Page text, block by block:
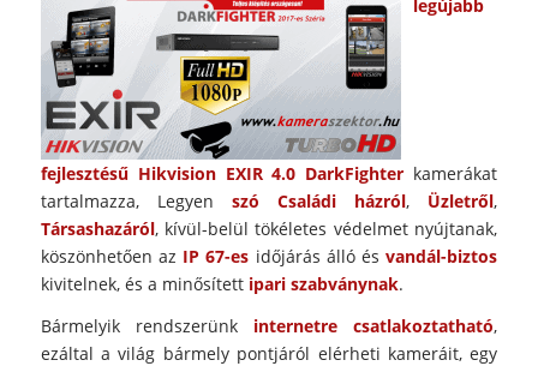
legújabb
fejlesztésű Hikvision EXIR 4.0 DarkFighter kamerákat
tartalmazza, Legyen szó Családi házról, Üzletről,
Társashazáról, kívül-belül tökéletes védelmet nyújtanak,
köszönhetően az IP 67-es időjárás álló ésvandál-biztos
kivitelnek, és a minősített ipari szabványnak.
Bármelyik rendszerünkinternetre csatlakoztatható,
ezáltal a világ bármely pontjáról elérheti kameráit, egy